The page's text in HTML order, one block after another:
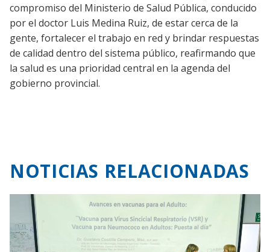
compromiso del Ministerio de Salud Pública, conducido
por el doctor Luis Medina Ruiz, de estar cerca de la
gente, fortalecer el trabajo en red y brindar respuestas
de calidad dentro del sistema público, reafirmando que
la salud es una prioridad central en la agenda del
gobierno provincial.
NOTICIAS RELACIONADAS